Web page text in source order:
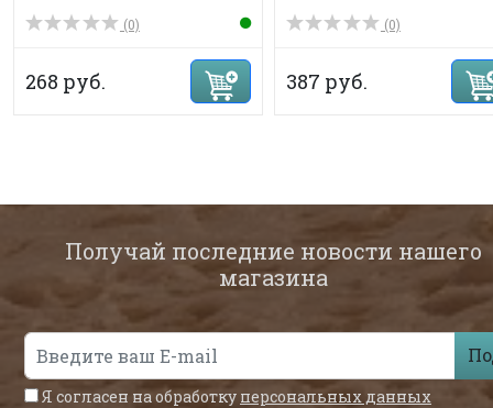
(0)
268 руб.
(0)
387 руб.
Получай последние новости нашего
магазина
Я согласен на обработку персональных данных